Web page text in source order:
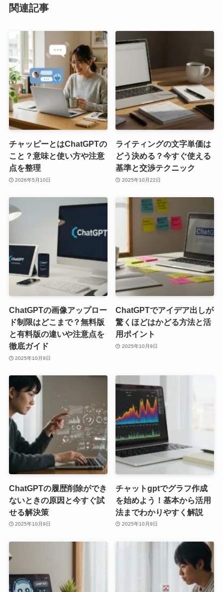
関連記事
チャッピーとはChatGPTの
こと？意味と使い方や注意
点を整理
2026年5月10日
ライティングの文字単価は
どう決める？今すぐ使える
基準と交渉テクニック
2025年10月22日
ChatGPTの画像アップロー
ド制限はどこまで？無料版
と有料版の違いや注意点を
徹底ガイド
2025年10月9日
ChatGPTでアイデア出しが
驚くほどはかどる方法と活
用ポイント
2025年10月9日
ChatGPTの履歴削除ができ
ないときの原因と今すぐ試
せる解決策
2025年10月9日
チャットgptでグラフ作成
を始めよう！基本から活用
法までわかりやすく解説
2025年10月9日